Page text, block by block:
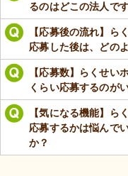
るのはどこの法人で
【応募後の流れ】ら
応募した後は、どの
【応募数】らくせい
くらい応募するのが
【気になる機能】ら
応募するかは悩んで
か？